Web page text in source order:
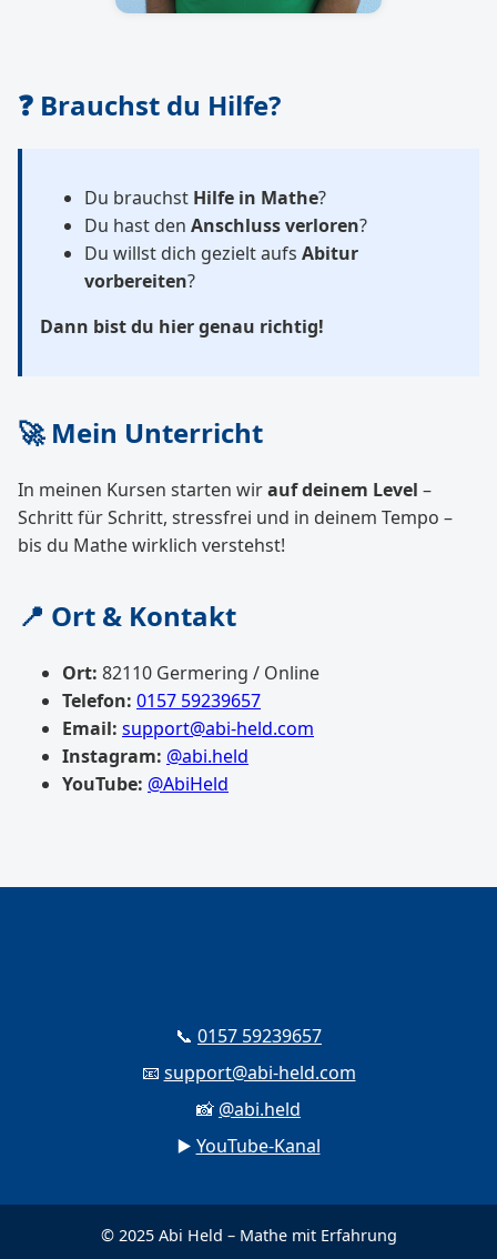
❓ Brauchst du Hilfe?
Du brauchst Hilfe in Mathe?
Du hast den Anschluss verloren?
Du willst dich gezielt aufs Abitur
vorbereiten?
Dann bist du hier genau richtig!
🚀 Mein Unterricht
In meinen Kursen starten wirauf deinem Level –
Schritt für Schritt, stressfrei und in deinem Tempo –
bis du Mathe wirklich verstehst!
📍 Ort & Kontakt
Ort: 82110 Germering / Online
Telefon: 0157 59239657
Email: support@abi-held.com
Instagram: @abi.held
YouTube: @AbiHeld
📞 0157 59239657
📧 support@abi-held.com
📸 @abi.held
▶️ YouTube-Kanal
© 2025 Abi Held – Mathe mit Erfahrung